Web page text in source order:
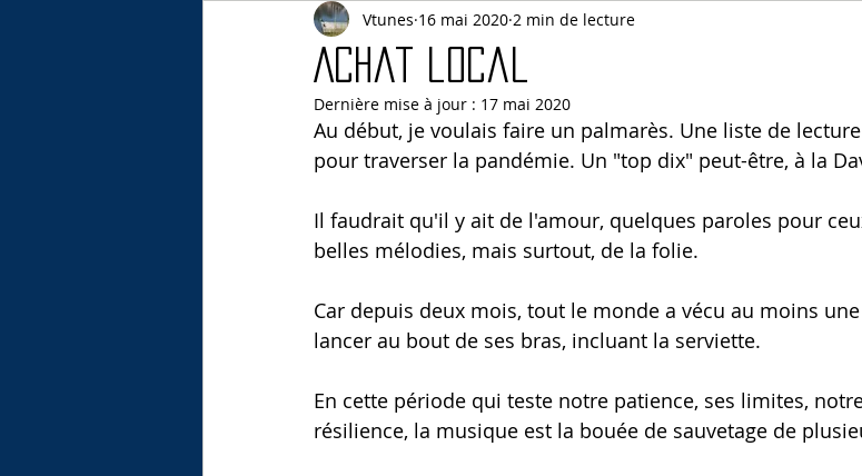
Achat local
Vtunes 16 mai 2020 2 min de lecture
Dernière mise à jour : 17 mai 2020
Au début, je voulais faire un palmarès. Une liste de
pour traverser la pandémie. Un "top dix" peut-être, à la
Il faudrait qu'il y ait de l'amour, quelques paroles pour
belles mélodies, mais surtout, de la folie.
Car depuis deux mois, tout le monde a vécu au moins
lancer au bout de ses bras, incluant la serviette.
En cette période qui teste notre patience, ses limites,
résilience, la musique est la bouée de sauvetage de